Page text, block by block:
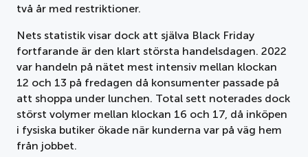
två år med restriktioner.
Nets statistik visar dock att själva Black Friday
fortfarande är den klart största handelsdagen. 2022
var handeln på nätet mest intensiv mellan klockan
12 och 13 på fredagen då konsumenter passade på
att shoppa under lunchen. Total sett noterades dock
störst volymer mellan klockan 16 och 17, då inköpen
i fysiska butiker ökade när kunderna var på väg hem
från jobbet.